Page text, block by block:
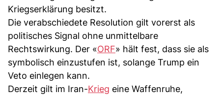
Kriegserklärung besitzt.
Die verabschiedete Resolution gilt vorerst als
politisches Signal ohne unmittelbare
Rechtswirkung. Der «ORF» hält fest, dass sie als
symbolisch einzustufen ist, solange Trump ein
Veto einlegen kann.
Derzeit gilt im Iran-Krieg eine Waffenruhe,